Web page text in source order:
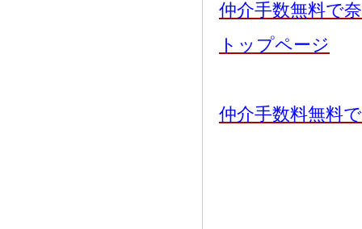
仲介手数無料で
トップページ
仲介手数料無料